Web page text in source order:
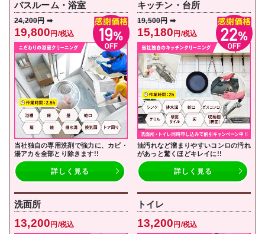
バスルーム・浴室
24,200円 ➡
19,800 円/税込
当社独自の専用洗剤で強力に、カビ・
湯アカを全部とり除きます!!
詳しく見る
キッチン・台所
19,500円 ➡
15,180 円/税込
油汚れなど溜まりやすいコンロの汚れ
があっと驚くほどキレイに!!
詳しく見る
洗面所
13,200円/税込
トイレ
13,200円/税込